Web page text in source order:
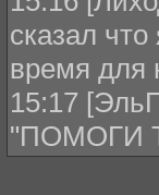
сказал
время
15:17
"ПОМОГИ